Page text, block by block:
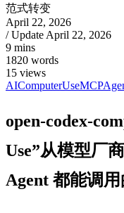
范式转变
April 22, 2026
/ Update April 22, 2026
9 mins
1820 words
15 views
AIComputerUseMCP
open-codex-
Use”从模型厂
Agent 都能调